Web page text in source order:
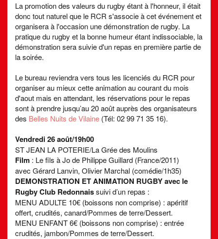
La promotion des valeurs du rugby étant à l'honneur, il était
donc tout naturel que le RCR s'associe à cet événement et
organisera à l'occasion une démonstration de rugby. La
pratique du rugby et la bonne humeur étant indissociable, la
démonstration sera suivie d'un repas en première partie de
la soirée.
Le bureau reviendra vers tous les licenciés du RCR pour
organiser au mieux cette animation au courant du mois
d'aout mais en attendant, les réservations pour le repas
sont à prendre jusqu’au 20 août auprès des organisateurs
des Belles Nuits de Vilaine (Tél: 02 99 71 35 16).
Vendredi 26 août/19h00
ST JEAN LA POTERIE/La Grée des Moulins
Film : Le fils à Jo de Philippe Guillard (France/2011)
avec Gérard Lanvin, Olivier Marchal (comédie/1h35)
DEMONSTRATION ET ANIMATION RUGBY avec le
Rugby Club Redonnaissuivi d’un repas :
MENU ADULTE 10€ (boissons non comprise) : apéritif
offert, crudités, canard/Pommes de terre/Dessert.
MENU ENFANT 6€ (boissons non comprise) : entrée
crudités, jambon/Pommes de terre/Dessert.